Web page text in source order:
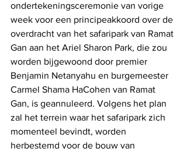
ondertekeningsceremonie van vorige
week voor een principeakkoord over de
overdracht van het safaripark van Ramat
Gan aan het Ariel Sharon Park, die zou
worden bijgewoond door premier
Benjamin Netanyahu en burgemeester
Carmel Shama HaCohen van Ramat
Gan, is geannuleerd. Volgens het plan
zal het terrein waar het safaripark zich
momenteel bevindt, worden
herbestemd voor de bouw van